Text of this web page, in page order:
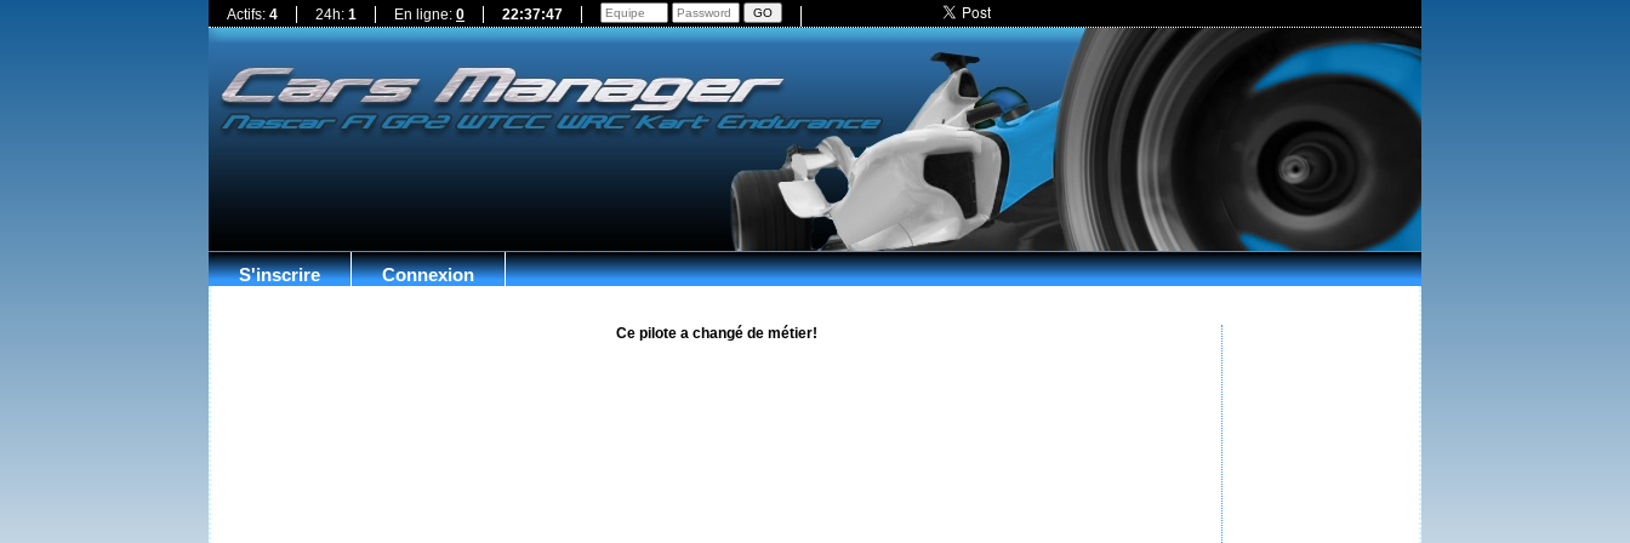
Actifs: 4 24h: 1 En ligne: 0 22:37:47
S'inscrire Connexion
Ce pilote a changé de métier!